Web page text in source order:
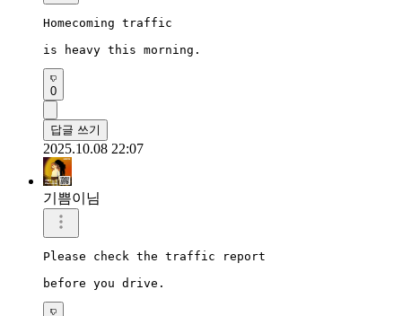
Homecoming traffic
is heavy this morning.
0
답글 쓰기
2025.10.08 22:07
기쁨이님
Please check the traffic report
before you drive.